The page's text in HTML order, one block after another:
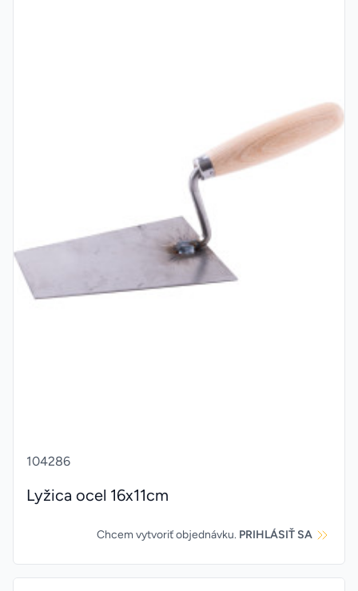
104286
Lyžica ocel 16x11cm
Chcem vytvoriť objednávku. PRIHLÁSIŤ SA